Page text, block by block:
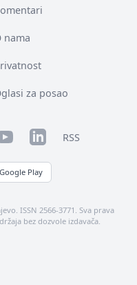
nama
za posao
LinkedInRSS
Google Play
ISSN 2566-3771. Sva prava
bez dozvole izdavača.